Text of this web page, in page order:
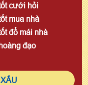
cưới hỏi
mua nhà
đổ mái nhà
đạo